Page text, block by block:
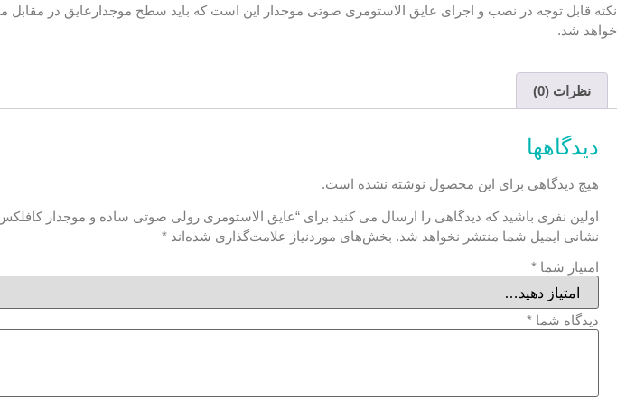
نکته قابل توجه در نصب و اجرای عایق الاستومری صوتی موجدار این است که باید سطح موجدارعایق در
خواهد شد.
نظرات (0)
دیدگاهها
هیچ دیدگاهی برای این محصول نوشته نشده است.
اولین نفری باشید که دیدگاهی را ارسال می کنید برای “عایق الاستومری رولی صوتی ساده و موجدار
نشانی ایمیل شما منتشر نخواهد شد. بخش‌های موردنیاز علامت‌گذاری شده‌اند *
امتیاز شما *
دیدگاه شما *